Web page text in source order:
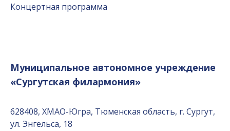
Концертная программа
Муниципальное автономное учреждение
«Сургутская филармония»
628408, ХМАО-Югра, Тюменская область, г. Сургут,
ул. Энгельса, 18